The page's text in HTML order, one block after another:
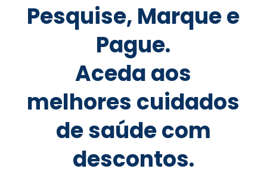
Pesquise, Marque e
Pague.
Aceda aos
melhores cuidados
de saúde com
descontos.